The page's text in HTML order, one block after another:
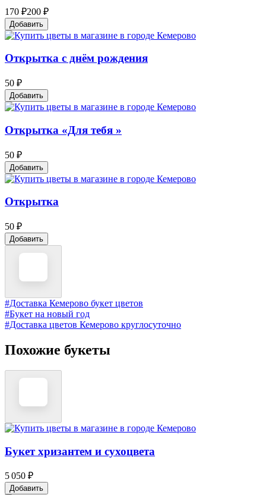
170 ₽200 ₽
Добавить
Открытка с днём рождения
50 ₽
Добавить
Открытка «Для тебя »
50 ₽
Добавить
Открытка
50 ₽
Добавить
#Доставка Кемерово букет цветов
#Букет на новый год
#Доставка цветов Кемерово круглосуточно
Похожие букеты
Букет хризантем и сухоцвета
5 050 ₽
Добавить